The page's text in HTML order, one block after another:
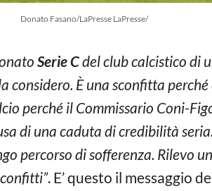
Donato Fasano/LaPresse LaPresse/
Serie Cdel club calcistico di
considero. È una sconfitta
perché il Commissario Coni-
di una caduta di credibilità
percorso di sofferenza. Rilevo
. E’ questo il messaggio